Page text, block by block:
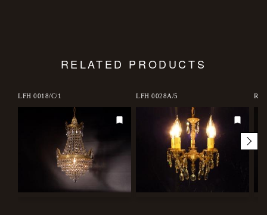
RELATED PRODUCTS
LFH 0018/C/1 LFH 0028A/5